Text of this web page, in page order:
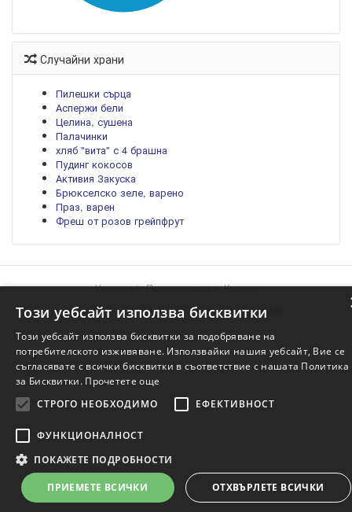
Случайни храни
Пилешки сърца
Аспержи бели
Целина, сушена
Палачинки
хляб "вита" с 4 брашна
Пудинг кокосов
Активия Закуска
Брюкселско зеле, варено
Праз, варен
Фреш от розов грейпфрут
Условия Поверителност
Контакт
Храните.info © 2004-2026 Project ofGenera Studio
Този уебсайт използва бисквитки
Този уебсайт използва бисквитки за подобряване на
потребителското изживяване. Използвайки нашия уебсайт, Вие се
съгласявате с всички бисквитки в съответствие с нашата Политика
за Бисквитки. Прочетете още
СТРОГО НЕОБХОДИМО
ЕФЕКТИВНОСТ
ФУНКЦИОНАЛНОСТ
ПОКАЖЕТЕ ПОДРОБНОСТИ
ПРИЕМЕТЕ ВСИЧКИ ОТХВЪРЛЕТЕ ВСИЧКИ